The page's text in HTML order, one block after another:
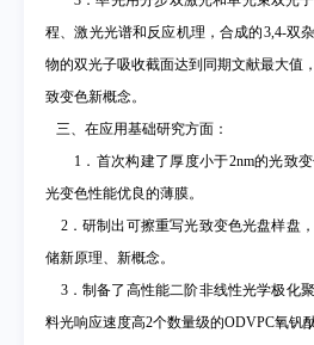
程、激光光谱和反应机理，合成的3,4-双
物的双光子吸收截面达到同期文献最大值
致变色新概念。
三、在应用基础研究方面：
1 ．首次构建了厚度小于2nm的光致
光变色性能优良的薄膜。
2．研制出可擦重写光致变色光盘样盘
储新原理、新概念。
3．制备了高性能二阶非线性光学极化
料光响应速度高2个数量级的ODVPC氧钒